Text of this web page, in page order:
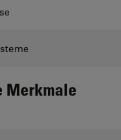
Merkmale